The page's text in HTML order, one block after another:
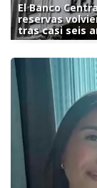
El Banco
reservas
tras casi seis